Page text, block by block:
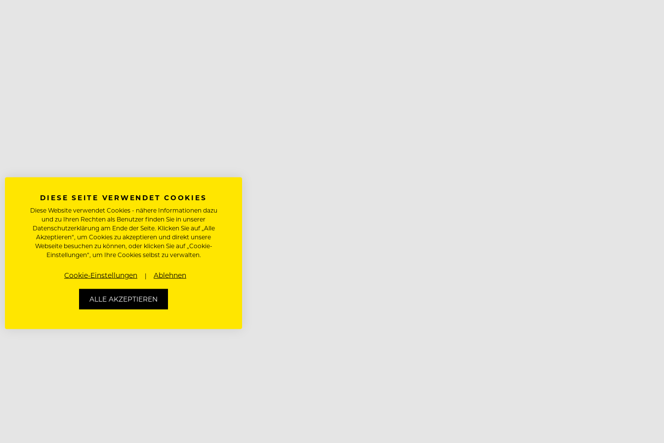
DIESE SEITE VERWENDET COOKIES
Diese Website verwendet Cookies - nähere Informationen dazu
und zu Ihren Rechten als Benutzer finden Sie in unserer
Datenschutzerklärung am Ende der Seite. Klicken Sie auf „Alle
Akzeptieren“, um Cookies zu akzeptieren und direkt unsere
Webseite besuchen zu können, oder klicken Sie auf „Cookie-
Einstellungen“, um Ihre Cookies selbst zu verwalten.
Cookie-Einstellungen Ablehnen
ALLE AKZEPTIEREN